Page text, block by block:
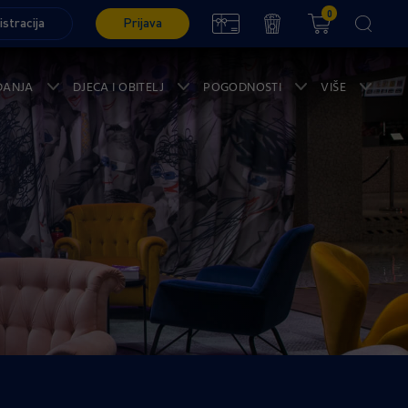
Prijava
0
DJECA I OBITELJ POGODNOSTI VIŠE